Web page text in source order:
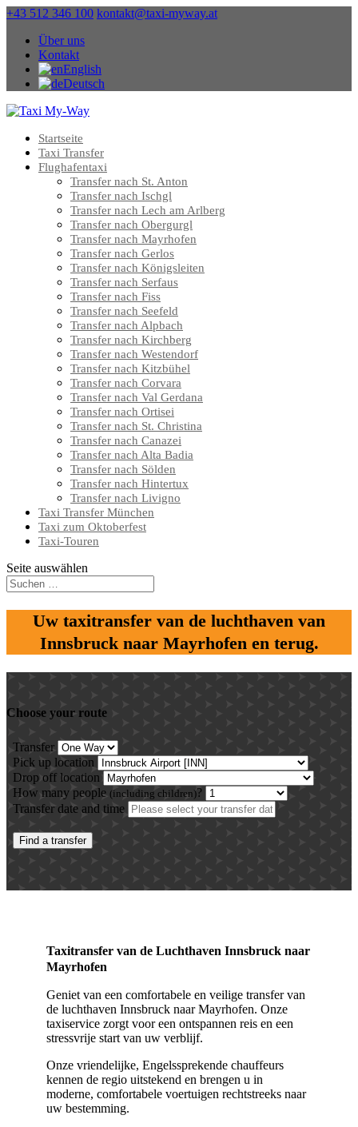
+43 512 346 100 kontakt@taxi-myway.at
Über uns
Kontakt
English
Deutsch
Startseite
Taxi Transfer
Flughafentaxi
Transfer nach St. Anton
Transfer nach Ischgl
Transfer nach Lech am Arlberg
Transfer nach Obergurgl
Transfer nach Mayrhofen
Transfer nach Gerlos
Transfer nach Königsleiten
Transfer nach Serfaus
Transfer nach Fiss
Transfer nach Seefeld
Transfer nach Alpbach
Transfer nach Kirchberg
Transfer nach Westendorf
Transfer nach Kitzbühel
Transfer nach Corvara
Transfer nach Val Gerdana
Transfer nach Ortisei
Transfer nach St. Christina
Transfer nach Canazei
Transfer nach Alta Badia
Transfer nach Sölden
Transfer nach Hintertux
Transfer nach Livigno
Taxi Transfer München
Taxi zum Oktoberfest
Taxi-Touren
Seite auswählen
Uw taxitransfer van de luchthaven van
Innsbruck naar Mayrhofen en terug.
Choose your route
Taxitransfer van de Luchthaven Innsbruck naar
Mayrhofen
Geniet van een comfortabele en veilige transfer van
de luchthaven Innsbruck naar Mayrhofen. Onze
taxiservice zorgt voor een ontspannen reis en een
stressvrije start van uw verblijf.
Onze vriendelijke, Engelssprekende chauffeurs
kennen de regio uitstekend en brengen u in
moderne, comfortabele voertuigen rechtstreeks naar
uw bestemming.